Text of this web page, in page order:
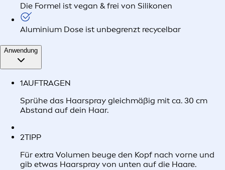
Die Formel ist vegan & frei von Silikonen
Aluminium Dose ist unbegrenzt recycelbar
Anwendung
1AUFTRAGEN
Sprühe das Haarspray gleichmäßig mit ca. 30 cm
Abstand auf dein Haar.
2TIPP
Für extra Volumen beuge den Kopf nach vorne und
gib etwas Haarspray von unten auf die Haare.